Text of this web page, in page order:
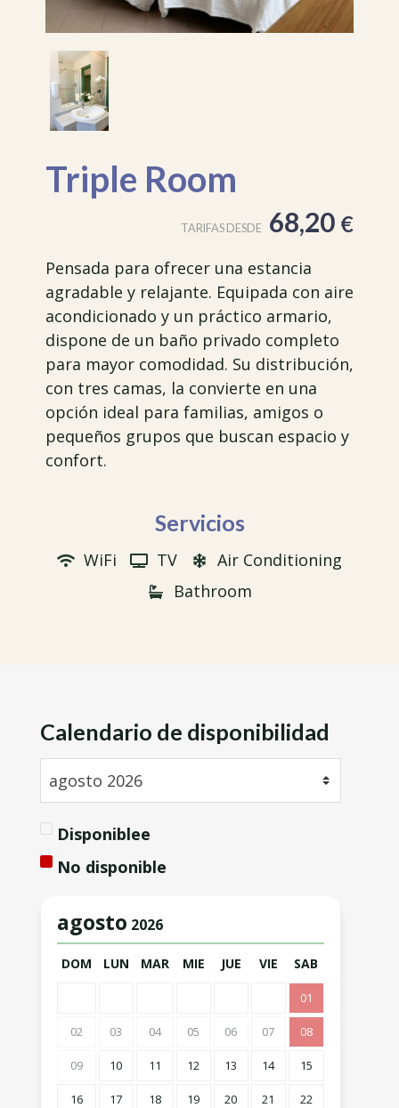
Triple Room
TARIFAS DESDE 68,20 €
Pensada para ofrecer una estancia
agradable y relajante. Equipada con aire
acondicionado y un práctico armario,
dispone de un baño privado completo
para mayor comodidad. Su distribución,
con tres camas, la convierte en una
opción ideal para familias, amigos o
pequeños grupos que buscan espacio y
confort.
Servicios
WiFi TV
Air Conditioning
Bathroom
Calendario de disponibilidad
Disponiblee
No disponible
agosto 2026
DOM LUN MAR MIE JUE VIE SAB
01
02 03 04 05 06 07 08
09 10 11 12 13 14 15
16 17 18 19 20 21 22